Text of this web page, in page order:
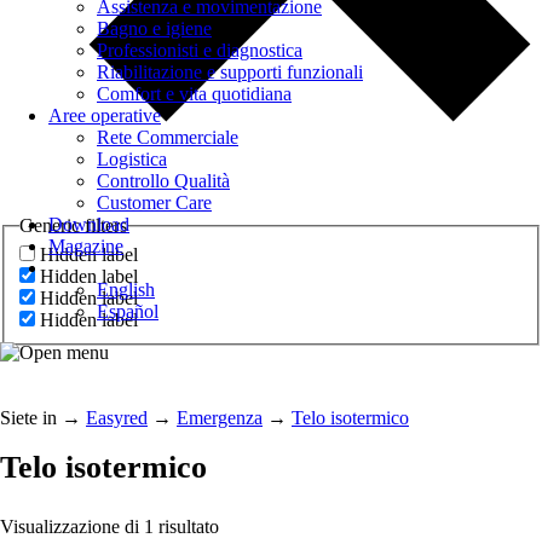
Generic filters
Hidden label
Hidden label
Hidden label
Hidden label
Assistenza e movimentazione
Bagno e igiene
Professionisti e diagnostica
Riabilitazione e supporti funzionali
Comfort e vita quotidiana
Aree operative
Rete Commerciale
Logistica
Controllo Qualità
Customer Care
Download
Magazine
English
Español
Siete in → Easyred → Emergenza → Telo isotermico
Telo isotermico
Visualizzazione di 1 risultato